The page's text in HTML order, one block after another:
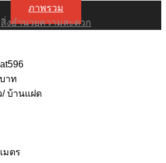
ภาพรวม
สิ่งอำนวยความสะดวก
าท
/ บ้านแฝด
มตร